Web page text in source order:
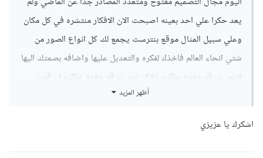
يعد حكرا علي احد بعينه اصبحت الان الافكار منتشره في كل مكان
وعلي سبيل المثال موقع بنترست يجمع لك كل انواع الصور من
شتي انحاء العالم فاخذك لفكره والتعديل عليها واضافه بصمتك اليها
لايعد سرقه حقوق ملكيه ولاكن تعد سرقه حقوق ملكيه ان قمت
باخذ التصميم بنفس شكله وقمت بوضع اسمك عليه او استخدامه
أظهر المزيد
اشكرك يا عزيزي